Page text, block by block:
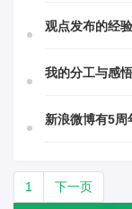
观点发布的经
我的分工与感悟
新浪微博有5周
1 下一页